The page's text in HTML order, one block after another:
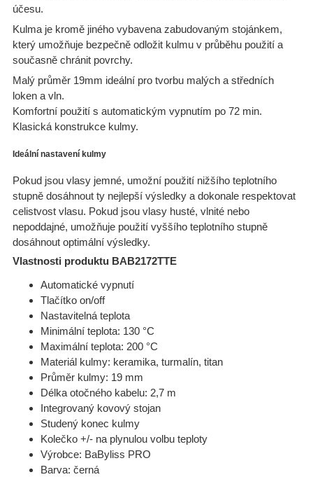
účesu.
Kulma je kromě jiného vybavena zabudovaným stojánkem,
který umožňuje bezpečně odložit kulmu v průběhu použití a
současně chránit povrchy.
Malý průměr 19mm ideální pro tvorbu malých a středních
loken a vln.
Komfortní použití s automatickým vypnutím po 72 min.
Klasická konstrukce kulmy.
Ideální nastavení kulmy
Pokud jsou vlasy jemné, umožní použití nižšího teplotního
stupně dosáhnout ty nejlepší výsledky a dokonale respektovat
celistvost vlasu. Pokud jsou vlasy husté, vlnité nebo
nepoddajné, umožňuje použití vyššího teplotního stupně
dosáhnout optimální výsledky.
Vlastnosti produktu BAB2172TTE
Automatické vypnutí
Tlačítko on/off
Nastavitelná teplota
Minimální teplota: 130 °C
Maximální teplota: 200 °C
Materiál kulmy: keramika, turmalín, titan
Průměr kulmy: 19 mm
Délka otočného kabelu: 2,7 m
Integrovaný kovový stojan
Studený konec kulmy
Kolečko +/- na plynulou volbu teploty
Výrobce: BaByliss PRO
Barva: černá